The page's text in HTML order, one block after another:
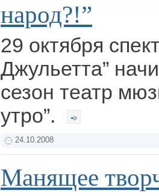
народ?!”
29 октября
Джульетта”
сезон театр
утро”.
24.10.2008
Манящее